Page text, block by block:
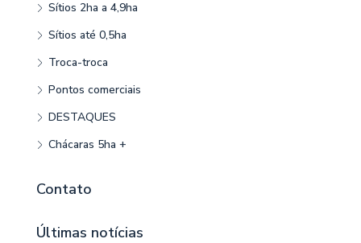
Sítios 2ha a 4,9ha
Sítios até 0,5ha
Troca-troca
Pontos comerciais
DESTAQUES
Chácaras 5ha +
Contato
Últimas notícias